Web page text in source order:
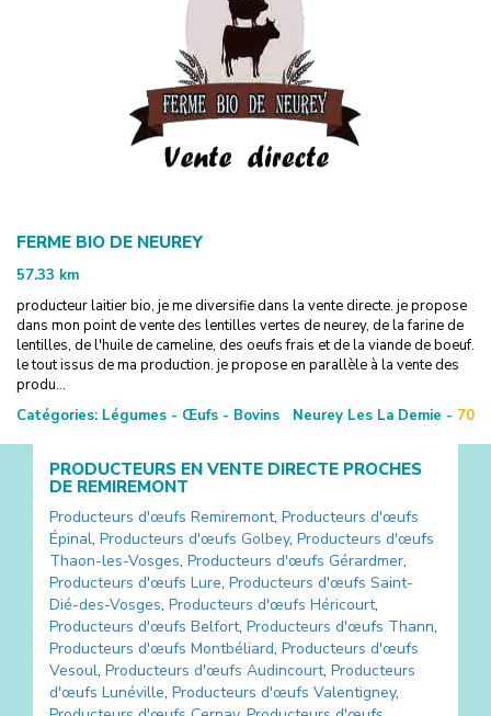
FERME BIO DE NEUREY
57.33 km
producteur laitier bio, je me diversifie dans la vente directe. je propose
dans mon point de vente des lentilles vertes de neurey, de la farine de
lentilles, de l'huile de cameline, des oeufs frais et de la viande de boeuf.
le tout issus de ma production. je propose en parallèle à la vente des
produ...
Catégories: Légumes - Œufs - Bovins Neurey Les La Demie - 70
PRODUCTEURS EN VENTE DIRECTE PROCHES
DE REMIREMONT
Producteurs d'œufs Remiremont, Producteurs d'œufs
Épinal, Producteurs d'œufs Golbey, Producteurs d'œufs
Thaon-les-Vosges, Producteurs d'œufs Gérardmer,
Producteurs d'œufs Lure, Producteurs d'œufs Saint-
Dié-des-Vosges, Producteurs d'œufs Héricourt,
Producteurs d'œufs Belfort, Producteurs d'œufs Thann,
Producteurs d'œufs Montbéliard, Producteurs d'œufs
Vesoul, Producteurs d'œufs Audincourt, Producteurs
d'œufs Lunéville, Producteurs d'œufs Valentigney,